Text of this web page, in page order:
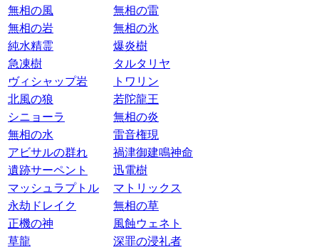
無相の風
無相の雷
無相の岩
無相の氷
純水精霊
爆炎樹
急凍樹
タルタリヤ
ヴィシャップ岩
トワリン
北風の狼
若陀龍王
シニョーラ
無相の炎
無相の水
雷音権現
アビサルの群れ
禍津御建鳴神命
遺跡サーペント
迅電樹
マッシュラプトル
マトリックス
永劫ドレイク
無相の草
正機の神
風蝕ウェネト
草龍
深罪の浸礼者